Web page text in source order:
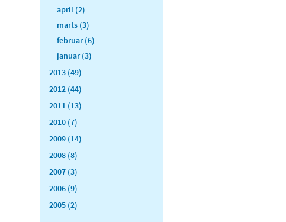
april (2)
marts (3)
februar (6)
januar (3)
2013 (49)
2012 (44)
2011 (13)
2010 (7)
2009 (14)
2008 (8)
2007 (3)
2006 (9)
2005 (2)